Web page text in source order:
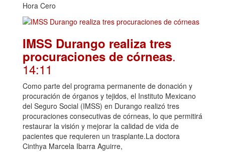
Hora Cero
IMSS Durango realiza tres
procuraciones de córneas.
14:11
Como parte del programa permanente de donación y
procuración de órganos y tejidos, el Instituto Mexicano
del Seguro Social (IMSS) en Durango realizó tres
procuraciones consecutivas de córneas, lo que permitirá
restaurar la visión y mejorar la calidad de vida de
pacientes que requieren un trasplante.La doctora
Cinthya Marcela Ibarra Aguirre,